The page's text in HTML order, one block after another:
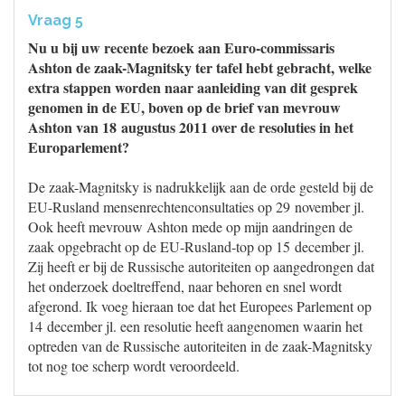
Vraag 5
Nu u bij uw recente bezoek aan Euro-commissaris
Ashton de zaak-Magnitsky ter tafel hebt gebracht, welke
extra stappen worden naar aanleiding van dit gesprek
genomen in de EU, boven op de brief van mevrouw
Ashton van 18 augustus 2011 over de resoluties in het
Europarlement?
De zaak-Magnitsky is nadrukkelijk aan de orde gesteld bij de
EU-Rusland mensenrechtenconsultaties op 29 november jl.
Ook heeft mevrouw Ashton mede op mijn aandringen de
zaak opgebracht op de EU-Rusland-top op 15 december jl.
Zij heeft er bij de Russische autoriteiten op aangedrongen dat
het onderzoek doeltreffend, naar behoren en snel wordt
afgerond. Ik voeg hieraan toe dat het Europees Parlement op
14 december jl. een resolutie heeft aangenomen waarin het
optreden van de Russische autoriteiten in de zaak-Magnitsky
tot nog toe scherp wordt veroordeeld.